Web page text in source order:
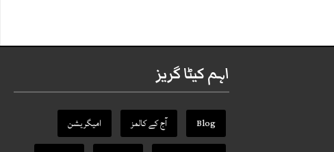
اہم کیٹا گریز
Blog آج کے کالمز
امیگریشن